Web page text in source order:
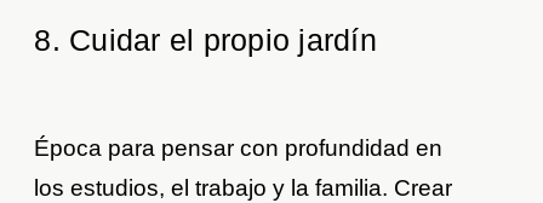
8. Cuidar el propio jardín
Época para pensar con profundidad en
los estudios, el trabajo y la familia. Crear